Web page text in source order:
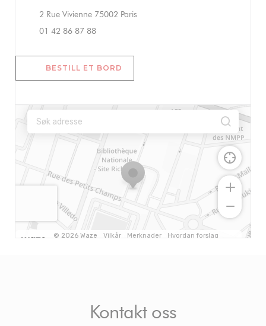
2 Rue Vivienne 75002 Paris
01 42 86 87 88
BESTILL ET BORD
Kontakt oss